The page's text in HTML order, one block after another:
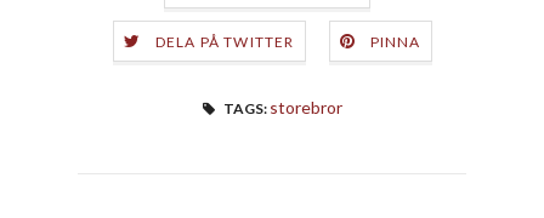
DELA PÅ TWITTER PINNA
TAGS: storebror